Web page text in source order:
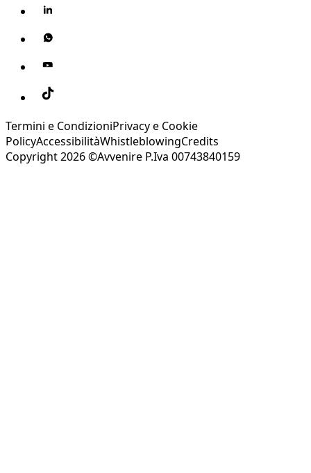
Termini e CondizioniPrivacy e Cookie
PolicyAccessibilitàWhistleblowingCredits
Copyright 2026 ©Avvenire P.Iva 00743840159